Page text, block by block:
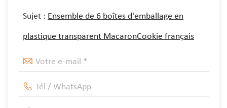
Sujet : Ensemble de 6 boîtes d'emballage en
plastique transparent MacaronCookie français